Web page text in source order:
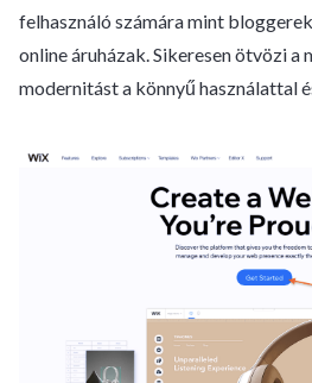
felhasználó számára mint
online áruházak. Sikeresen ötvözi a
modernitást a könnyű használattal